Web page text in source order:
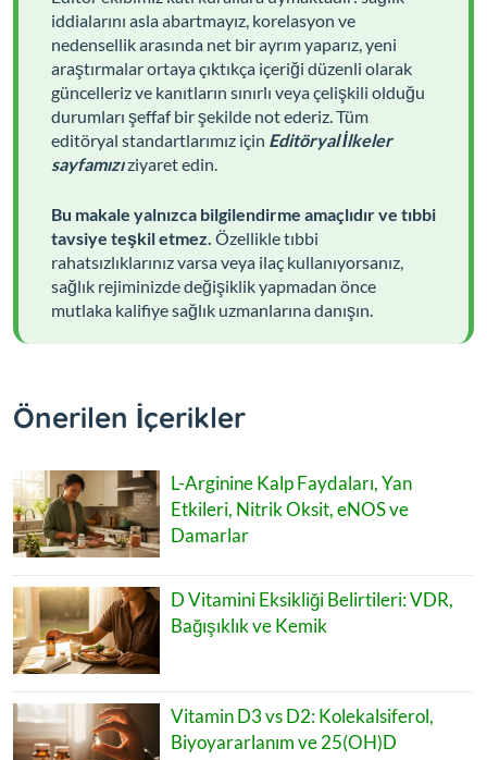
iddialarını asla abartmayız, korelasyon ve
nedensellik arasında net bir ayrım yaparız, yeni
araştırmalar ortaya çıktıkça içeriği düzenli olarak
güncelleriz ve kanıtların sınırlı veya çelişkili olduğu
durumları şeffaf bir şekilde not ederiz. Tüm
editöryal standartlarımız için Editöryal İlkeler
sayfamızıziyaret edin.
Bu makale yalnızca bilgilendirme amaçlıdır ve tıbbi
tavsiye teşkil etmez. Özellikle tıbbi
rahatsızlıklarınız varsa veya ilaç kullanıyorsanız,
sağlık rejiminizde değişiklik yapmadan önce
mutlaka kalifiye sağlık uzmanlarına danışın.
Önerilen İçerikler
L-Arginine Kalp Faydaları, Yan
Etkileri, Nitrik Oksit, eNOS ve
Damarlar
D Vitamini Eksikliği Belirtileri: VDR,
Bağışıklık ve Kemik
Vitamin D3 vs D2: Kolekalsiferol,
Biyoyararlanım ve 25(OH)D